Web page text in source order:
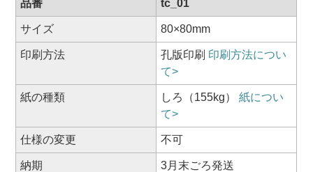
品番 tc_01
サイズ 80×80mm
印刷方法 孔版印刷 印刷方法につい
て>
紙の種類 しろ（155kg）
紙につい
て>
仕様の変更 不可
納期 3月末ごろ発送